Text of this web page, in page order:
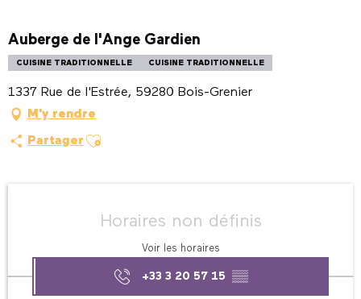
Auberge de l'Ange Gardien
CUISINE TRADITIONNELLE CUISINE TRADITIONNELLE
1337 Rue de l'Estrée, 59280 Bois-Grenier
M'y rendre
Partager Ajouter aux favoris
Horaires non définis
Voir les horaires
+33 3 20 57 15 ▒▒